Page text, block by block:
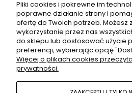
MOJE
PŁATNOŚCI I
Pliki cookies i pokrewne im
poprawne działanie strony i
ofertę do Twoich potrzeb.
wykorzystanie przez nas
do sklepu lub dostosować użycie
preferencji, wybierając opcję
Więcej o plikach cookies
prywatności.